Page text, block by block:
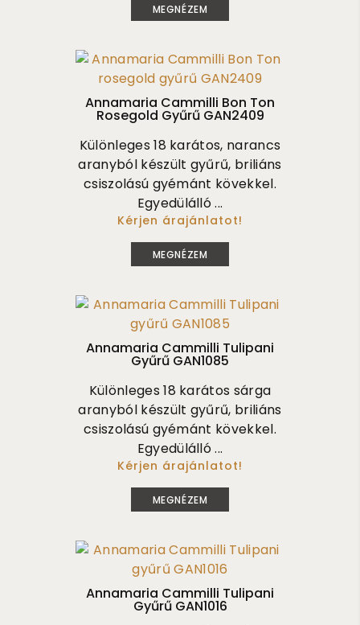
MEGNÉZEM
Annamaria Cammilli Bon Ton
Rosegold Gyűrű GAN2409
Különleges 18 karátos, narancs
aranyból készült gyűrű, briliáns
csiszolású gyémánt kövekkel.
Egyedülálló ...
Kérjen árajánlatot!
MEGNÉZEM
Annamaria Cammilli Tulipani
Gyűrű GAN1085
Különleges 18 karátos sárga
aranyból készült gyűrű, briliáns
csiszolású gyémánt kövekkel.
Egyedülálló ...
Kérjen árajánlatot!
MEGNÉZEM
Annamaria Cammilli Tulipani
Gyűrű GAN1016